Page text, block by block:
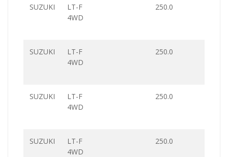
SUZUKI
LT-F
4WD
250.0
SUZUKI
LT-F
4WD
250.0
SUZUKI
LT-F
4WD
250.0
SUZUKI
LT-F
4WD
250.0